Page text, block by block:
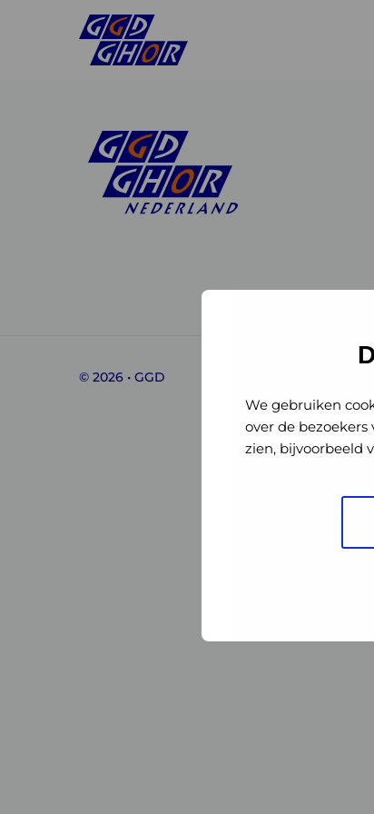
We gebruiken
over de
zien, bijvoorbeeld
GHORGHOR
Nederland
© 2026 • GGD